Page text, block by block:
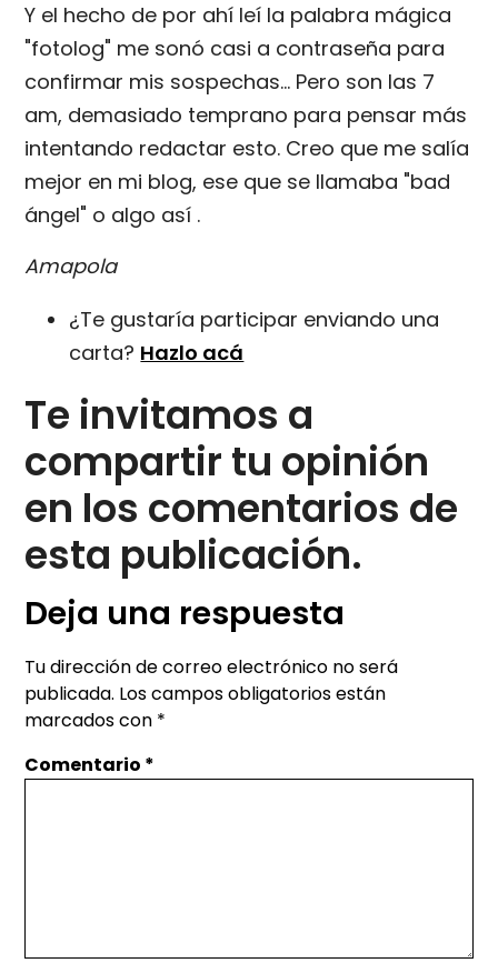
Y el hecho de por ahí leí la palabra mágica
"fotolog" me sonó casi a contraseña para
confirmar mis sospechas... Pero son las 7
am, demasiado temprano para pensar más
intentando redactar esto. Creo que me salía
mejor en mi blog, ese que se llamaba "bad
ángel" o algo así .
Amapola
¿Te gustaría participar enviando una
carta? Hazlo acá
Te invitamos a
compartir tu opinión
en los comentarios de
esta publicación.
Deja una respuesta
Tu dirección de correo electrónico no será
publicada. Los campos obligatorios están
marcados con *
Comentario *